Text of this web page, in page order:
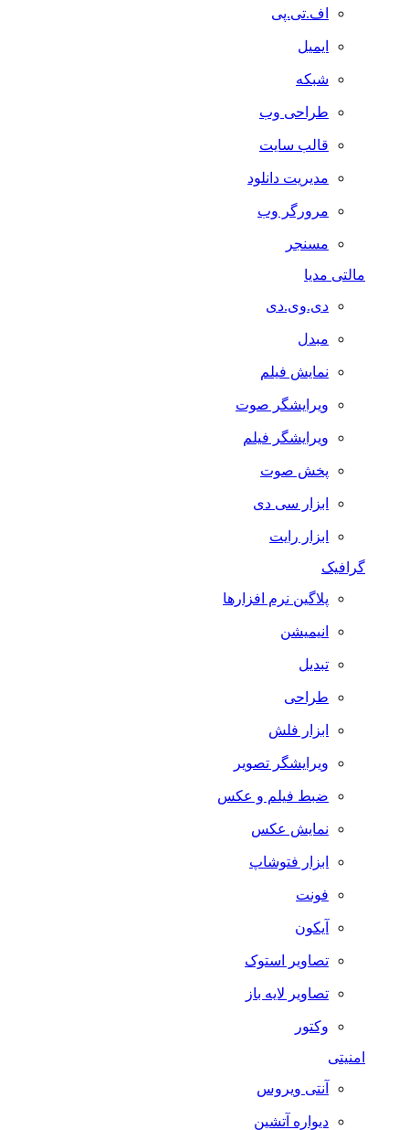
اف.تی.پی
ایمیل
شبکه
طراحی وب
قالب سایت
مدیریت دانلود
مرورگر وب
مسنجر
مالتی مدیا
دی.وی.دی
مبدل
نمایش فیلم
ویرایشگر صوت
ویرایشگر فیلم
پخش صوت
ابزار سی دی
ابزار رایت
گرافیک
پلاگین نرم افزارها
انیمیشن
تبدیل
طراحی
ابزار فلش
ویرایشگر تصویر
ضبط فيلم و عكس
نمایش عکس
ابزار فتوشاپ
فونت
آیکون
تصاویر استوک
تصاویر لایه باز
وکتور
امنیتی
آنتی ویروس
دیواره آتشین